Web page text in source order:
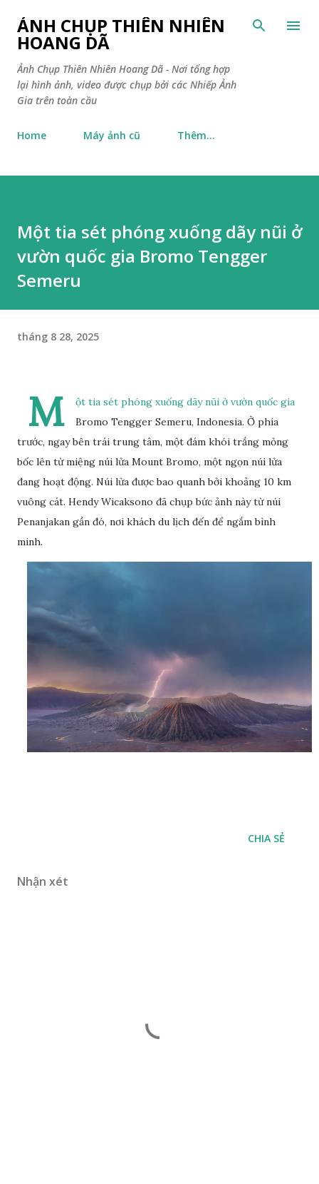
Chuyển đến nội dung chính
ẢNH CHỤP THIÊN NHIÊN
HOANG DÃ
Ảnh Chụp Thiên Nhiên Hoang Dã - Nơi tổng hợp
lại hình ảnh, video được chụp bởi các Nhiếp Ảnh
Gia trên toàn cầu
Home Máy ảnh cũ Thêm…
Một tia sét phóng xuống dãy nũi ở
vườn quốc gia Bromo Tengger
Semeru
tháng 8 28, 2025
M
ột tia sét phóng xuống dãy nũi ở vườn quốc gia
Bromo Tengger Semeru, Indonesia. Ở phía
trước, ngay bên trái trung tâm, một đám khói trắng mỏng
bốc lên từ miệng núi lửa Mount Bromo, một ngọn núi lửa
đang hoạt động. Núi lửa được bao quanh bởi khoảng 10 km
vuông cát. Hendy Wicaksono đã chụp bức ảnh này từ núi
Penanjakan gần đó, nơi khách du lịch đến để ngắm bình
minh.
CHIA SẺ
Nhận xét